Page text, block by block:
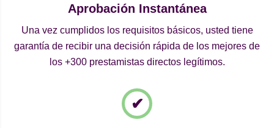
Aprobación Instantánea
Una vez cumplidos los requisitos básicos, usted tiene
garantía de recibir una decisión rápida de los mejores de
los +300 prestamistas directos legítimos.